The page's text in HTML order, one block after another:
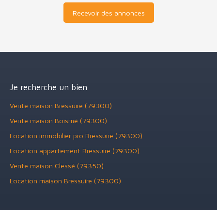
Recevoir des annonces
Je recherche un bien
Vente maison Bressuire (79300)
Vente maison Boismé (79300)
Location immobilier pro Bressuire (79300)
Location appartement Bressuire (79300)
Vente maison Clessé (79350)
Location maison Bressuire (79300)